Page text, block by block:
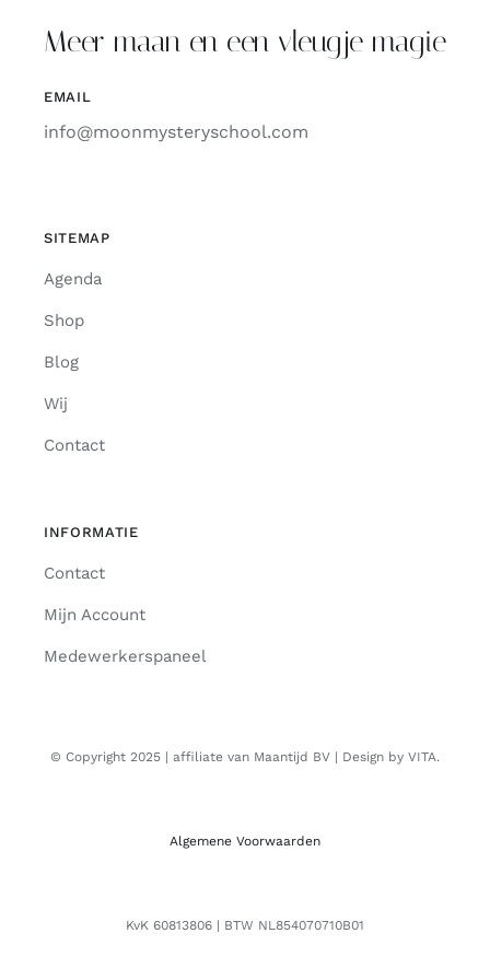
Contact
Zoeken
Meer maan en een vleugje magie
EMAIL
info@moonmysteryschool.com
SITEMAP
Agenda
Shop
Blog
Wij
Contact
INFORMATIE
Contact
Mijn Account
Medewerkerspaneel
© Copyright 2025 | affiliate van Maantijd BV | Design by VITA.
Algemene Voorwaarden
KvK 60813806 | BTW NL854070710B01